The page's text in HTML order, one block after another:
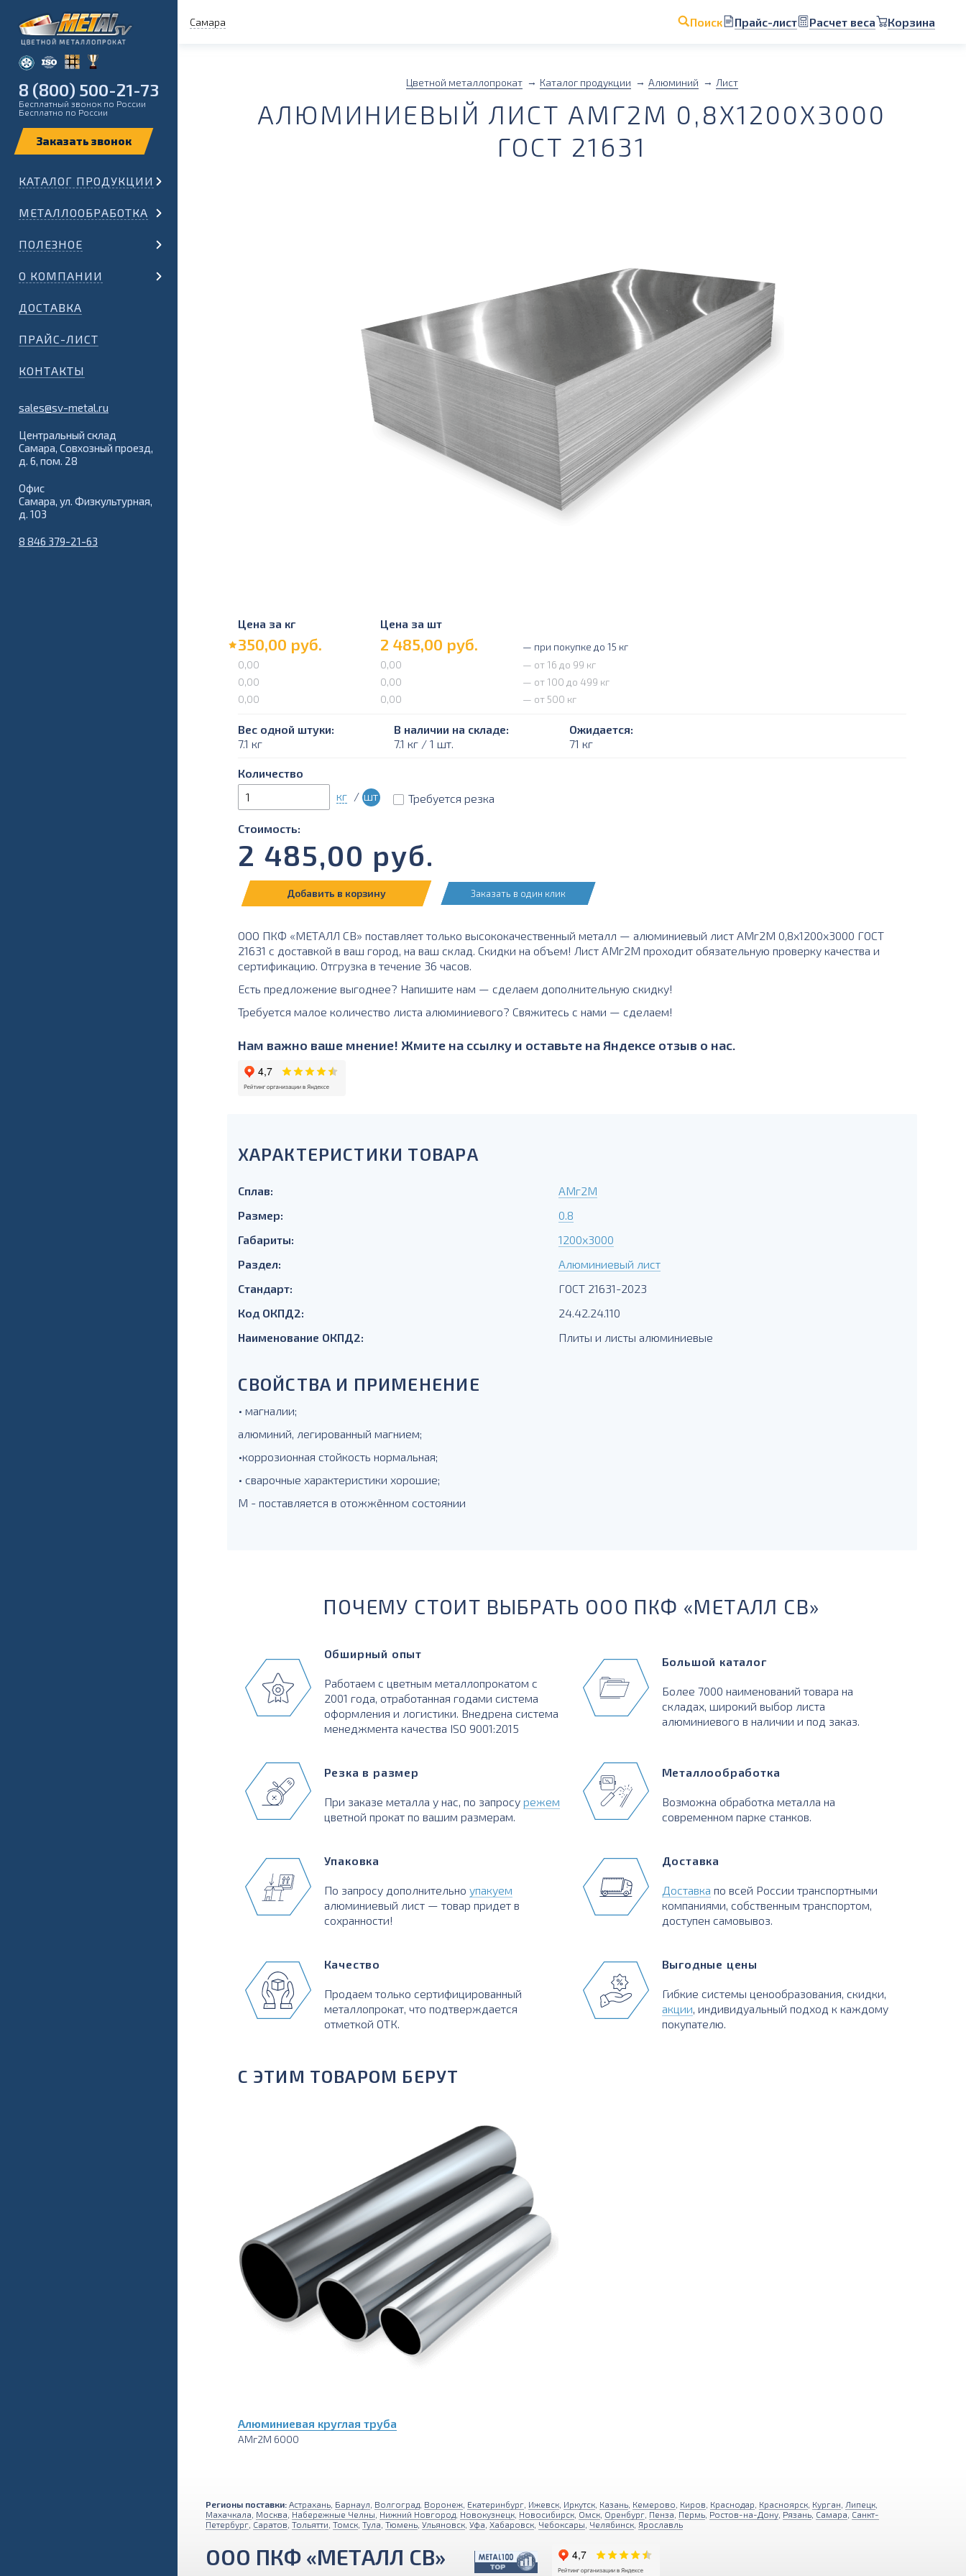
Самара Поиск Прайс-лист Расчет веса Корзина
8 (800) 500-21-73
Бесплатный звонок по России
Бесплатно по России
КАТАЛОГ ПРОДУКЦИИ
МЕТАЛЛООБРАБОТКА
ПОЛЕЗНОЕ
О КОМПАНИИ
ДОСТАВКА
ПРАЙС-ЛИСТ
КОНТАКТЫ
sales@sv-metal.ru
Центральный склад
Самара, Совхозный проезд,
д. 6, пом. 28
Офис
Самара, ул. Физкультурная,
д. 103
8 846 379-21-63
Цветной металлопрокат Каталог продукции Алюминий Лист
АЛЮМИНИЕВЫЙ ЛИСТ АМГ2М 0,8Х1200Х3000
ГОСТ 21631
Цена за кг Цена за шт
350,00 руб. 2 485,00 руб.
— при покупке до 15 кг
0,00
0,00
— от 16 до 99 кг
0,00
0,00
— от 100 до 499 кг
0,00
0,00 — от 500 кг
Вес одной штуки:
7.1 кг
В наличии на складе:
7.1 кг / 1 шт.
Ожидается:
71 кг
Количество
кг / шт Требуется резка
Стоимость:
2 485,00 руб.
Добавить в корзину Заказать в один клик
ООО ПКФ «МЕТАЛЛ СВ» поставляет только высококачественный металл — алюминиевый лист АМг2М 0,8х1200х3000 ГОСТ
21631 с доставкой в ваш город, на ваш склад. Скидки на объем! Лист АМг2М проходит обязательную проверку качества и
сертификацию. Отгрузка в течение 36 часов.
Есть предложение выгоднее? Напишите нам — сделаем дополнительную скидку!
Требуется малое количество листа алюминиевого? Свяжитесь с нами — сделаем!
Нам важно ваше мнение! Жмите на ссылку и оставьте на Яндексе отзыв о нас.
ХАРАКТЕРИСТИКИ ТОВАРА
Сплав:
АМг2М
Размер:
0.8
Габариты:
1200х3000
Раздел:
Алюминиевый лист
Стандарт:
ГОСТ 21631-2023
Код ОКПД2:
24.42.24.110
Наименование ОКПД2:
Плиты и листы алюминиевые
СВОЙСТВА И ПРИМЕНЕНИЕ
• магналии;
алюминий, легированный магнием;
•коррозионная стойкость нормальная;
• сварочные характеристики хорошие;
М - поставляется в отожжённом состоянии
ПОЧЕМУ СТОИТ ВЫБРАТЬ ООО ПКФ «МЕТАЛЛ СВ»
Обширный опыт
Работаем с цветным металлопрокатом с
2001 года, отработанная годами система
оформления и логистики. Внедрена система
менеджмента качества ISO 9001:2015
Резка в размер
При заказе металла у нас, по запросу режем
цветной прокат по вашим размерам.
Упаковка
По запросу дополнительно упакуем
алюминиевый лист — товар придет в
сохранности!
Качество
Продаем только сертифицированный
металлопрокат, что подтверждается
отметкой ОТК.
Большой каталог
Более 7000 наименований товара на
складах, широкий выбор листа
алюминиевого в наличии и под заказ.
Металлообработка
Возможна обработка металла на
современном парке станков.
Доставка
Доставка по всей России транспортными
компаниями, собственным транспортом,
доступен самовывоз.
Выгодные цены
Гибкие системы ценообразования, скидки,
акции, индивидуальный подход к каждому
покупателю.
С ЭТИМ ТОВАРОМ БЕРУТ
Алюминиевая круглая труба
АМг2М 6000
Регионы поставки: Астрахань Барнаул Волгоград Воронеж Екатеринбург Ижевск Иркутск Казань Кемерово Киров Краснодар Красноярск Курган Липецк
Махачкала Москва Набережные Челны Нижний Новгород Новокузнецк Новосибирск Омск Оренбург Пенза Пермь Ростов-на-Дону Рязань Самара Санкт-
Петербург Саратов Тольятти Томск Тула Тюмень Ульяновск Уфа Хабаровск Чебоксары Челябинск Ярославль
ООО ПКФ «МЕТАЛЛ СВ»